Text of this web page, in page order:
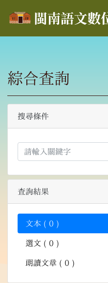
綜合查詢
搜尋條件
查詢結果
文本 ( 0 )
選文 ( 0 )
朗讀文章 ( 0 )